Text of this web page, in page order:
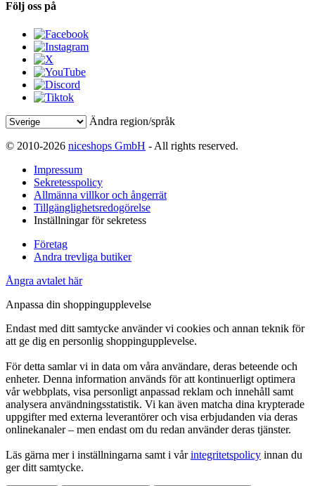
Följ oss på
Ändra region/språk
© 2010-2026 niceshops GmbH - All rights reserved.
Impressum
Sekretesspolicy
Allmänna villkor och ångerrät
Tillgänglighetsredogörelse
Inställningar för sekretess
Företag
Andra trevliga butiker
Ångra avtalet här
Anpassa din shoppingupplevelse
Endast med ditt samtycke använder vi cookies och annan teknik för
att ge dig en personlig shoppingupplevelse.
För detta samlar vi in data om våra användare, deras beteende och
enheter. Denna information används för att kontinuerligt optimera
vår webbplats, visa personligt anpassad reklam och innehåll samt
analysera användningsstatistik. Vi kan även matcha dina krypterade
uppgifter med externa leverantörer och visa erbjudanden via deras
onlinekanaler – men endast om du redan använder deras tjänster.
Läs gärna mer i inställningarna samt i vårintegritetspolicy innan du
ger ditt samtycke.